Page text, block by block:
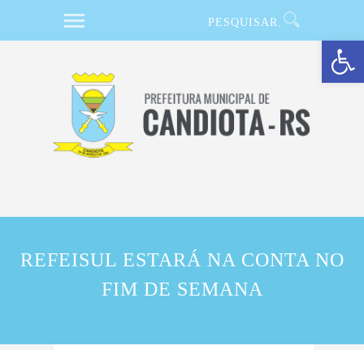
Barra de Ferramentas Aberta
REFEISUL ESTARÁ NA CONTA NO
FIM DE SEMANA